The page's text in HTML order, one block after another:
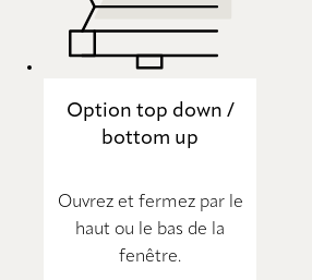
Option top down /
bottom up
Ouvrez et fermez par le
haut ou le bas de la
fenêtre.